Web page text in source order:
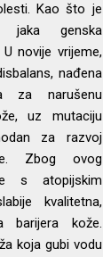
Kao što je
jaka genska
novije vrijeme,
nađena
za narušenu
uz mutaciju
za razvoj
Zbog ovog
s atopijskim
kvalitetna,
barijera kože.
koja gubi vodu